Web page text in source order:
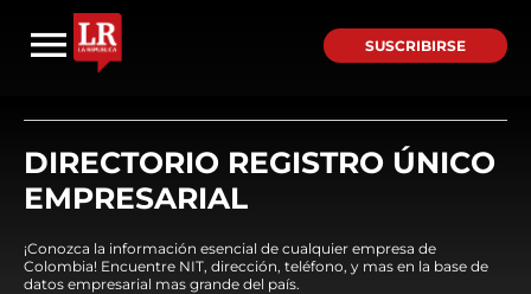
SUSCRIBIRSE
DIRECTORIO REGISTRO ÚNICO
EMPRESARIAL
¡Conozca la información esencial de cualquier empresa de
Colombia! Encuentre NIT, dirección, teléfono, y mas en la base de
datos empresarial mas grande del país.